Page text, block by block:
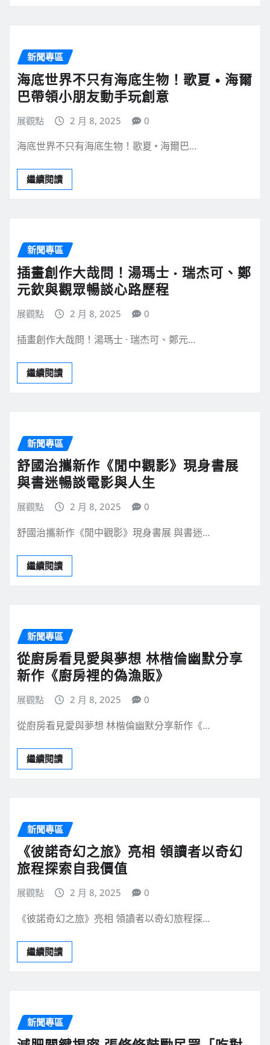
新聞專區
海底世界不只有海底生物！歌夏 • 海爾
巴帶領小朋友動手玩創意
展觀點 2 月 8, 2025 0
海底世界不只有海底生物！歌夏 • 海爾巴…
繼續閱讀
新聞專區
插畫創作大哉問！湯瑪士 · 瑞杰可、鄭
元欽與觀眾暢談心路歷程
展觀點 2 月 8, 2025 0
插畫創作大哉問！湯瑪士 · 瑞杰可、鄭元…
繼續閱讀
新聞專區
舒國治攜新作《閒中觀影》現身書展
與書迷暢談電影與人生
展觀點 2 月 8, 2025 0
舒國治攜新作《閒中觀影》現身書展 與書迷…
繼續閱讀
新聞專區
從廚房看見愛與夢想 林楷倫幽默分享
新作《廚房裡的偽漁販》
展觀點 2 月 8, 2025 0
從廚房看見愛與夢想 林楷倫幽默分享新作《…
繼續閱讀
新聞專區
《彼諾奇幻之旅》亮相 領讀者以奇幻
旅程探索自我價值
展觀點 2 月 8, 2025 0
《彼諾奇幻之旅》亮相 領讀者以奇幻旅程探…
繼續閱讀
新聞專區